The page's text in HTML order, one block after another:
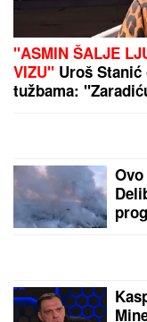
"ASMIN ŠALJE
VIZU" Uroš
tužbama: